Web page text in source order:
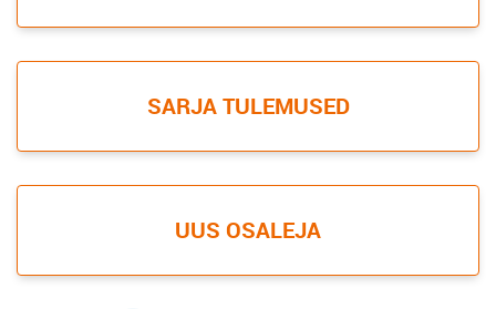
SARJA TULEMUSED
UUS OSALEJA